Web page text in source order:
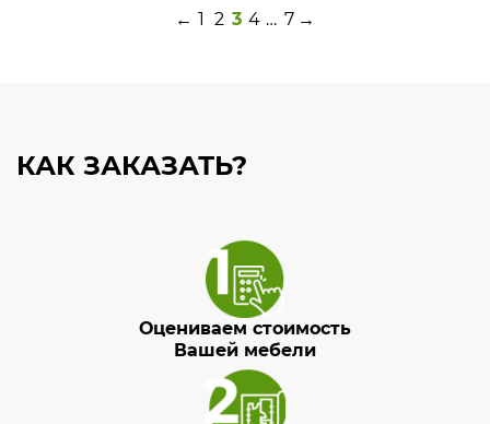
← 1 2 3 4 … 7 →
КАК ЗАКАЗАТЬ?
Оцениваем стоимость
Вашей мебели